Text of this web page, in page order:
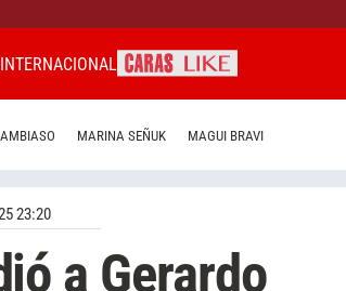
INTERNACIONAL
MARINA SEÑUK MAGUI BRAVI
23:20
a Gerardo